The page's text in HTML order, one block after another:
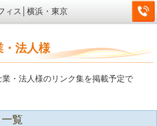
ィス│横浜・東京
・法人様
・法人様のリンク集を掲載予定で
覧